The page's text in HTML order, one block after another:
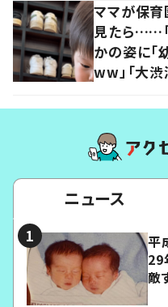
ママが保
見たら……「
かの姿に「
ww」「大渋
ニュース
平
29
敵